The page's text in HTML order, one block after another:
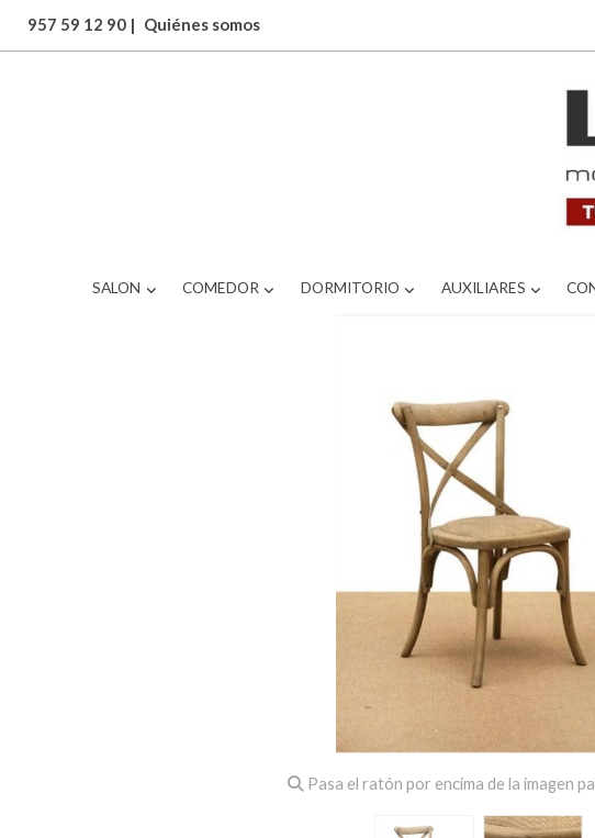
957 59 12 90 | Quiénes somos
SALON COMEDOR DORMITORIO AUXILIARES
Pasa el ratón por encima de la imagen